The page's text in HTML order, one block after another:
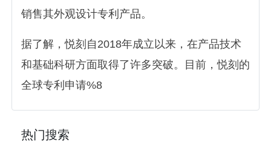
销售其外观设计专利产品。
据了解，悦刻自2018年成立以来，在产品技术
和基础科研方面取得了许多突破。目前，悦刻的
全球专利申请%8
热门搜索